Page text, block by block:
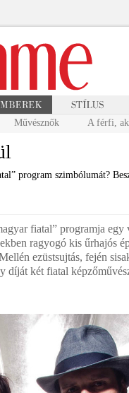
Művésznők A férfi,
program szimbólumát?
fiatal” programja
ragyogó kis űrhajós
ezüstsujtás, fején
díját két fiatal